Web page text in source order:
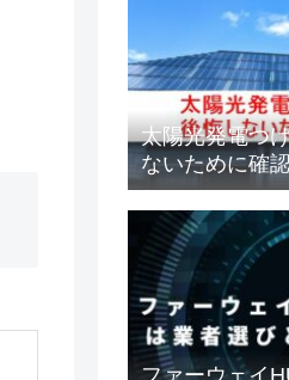
太陽光発電つ
ないために確